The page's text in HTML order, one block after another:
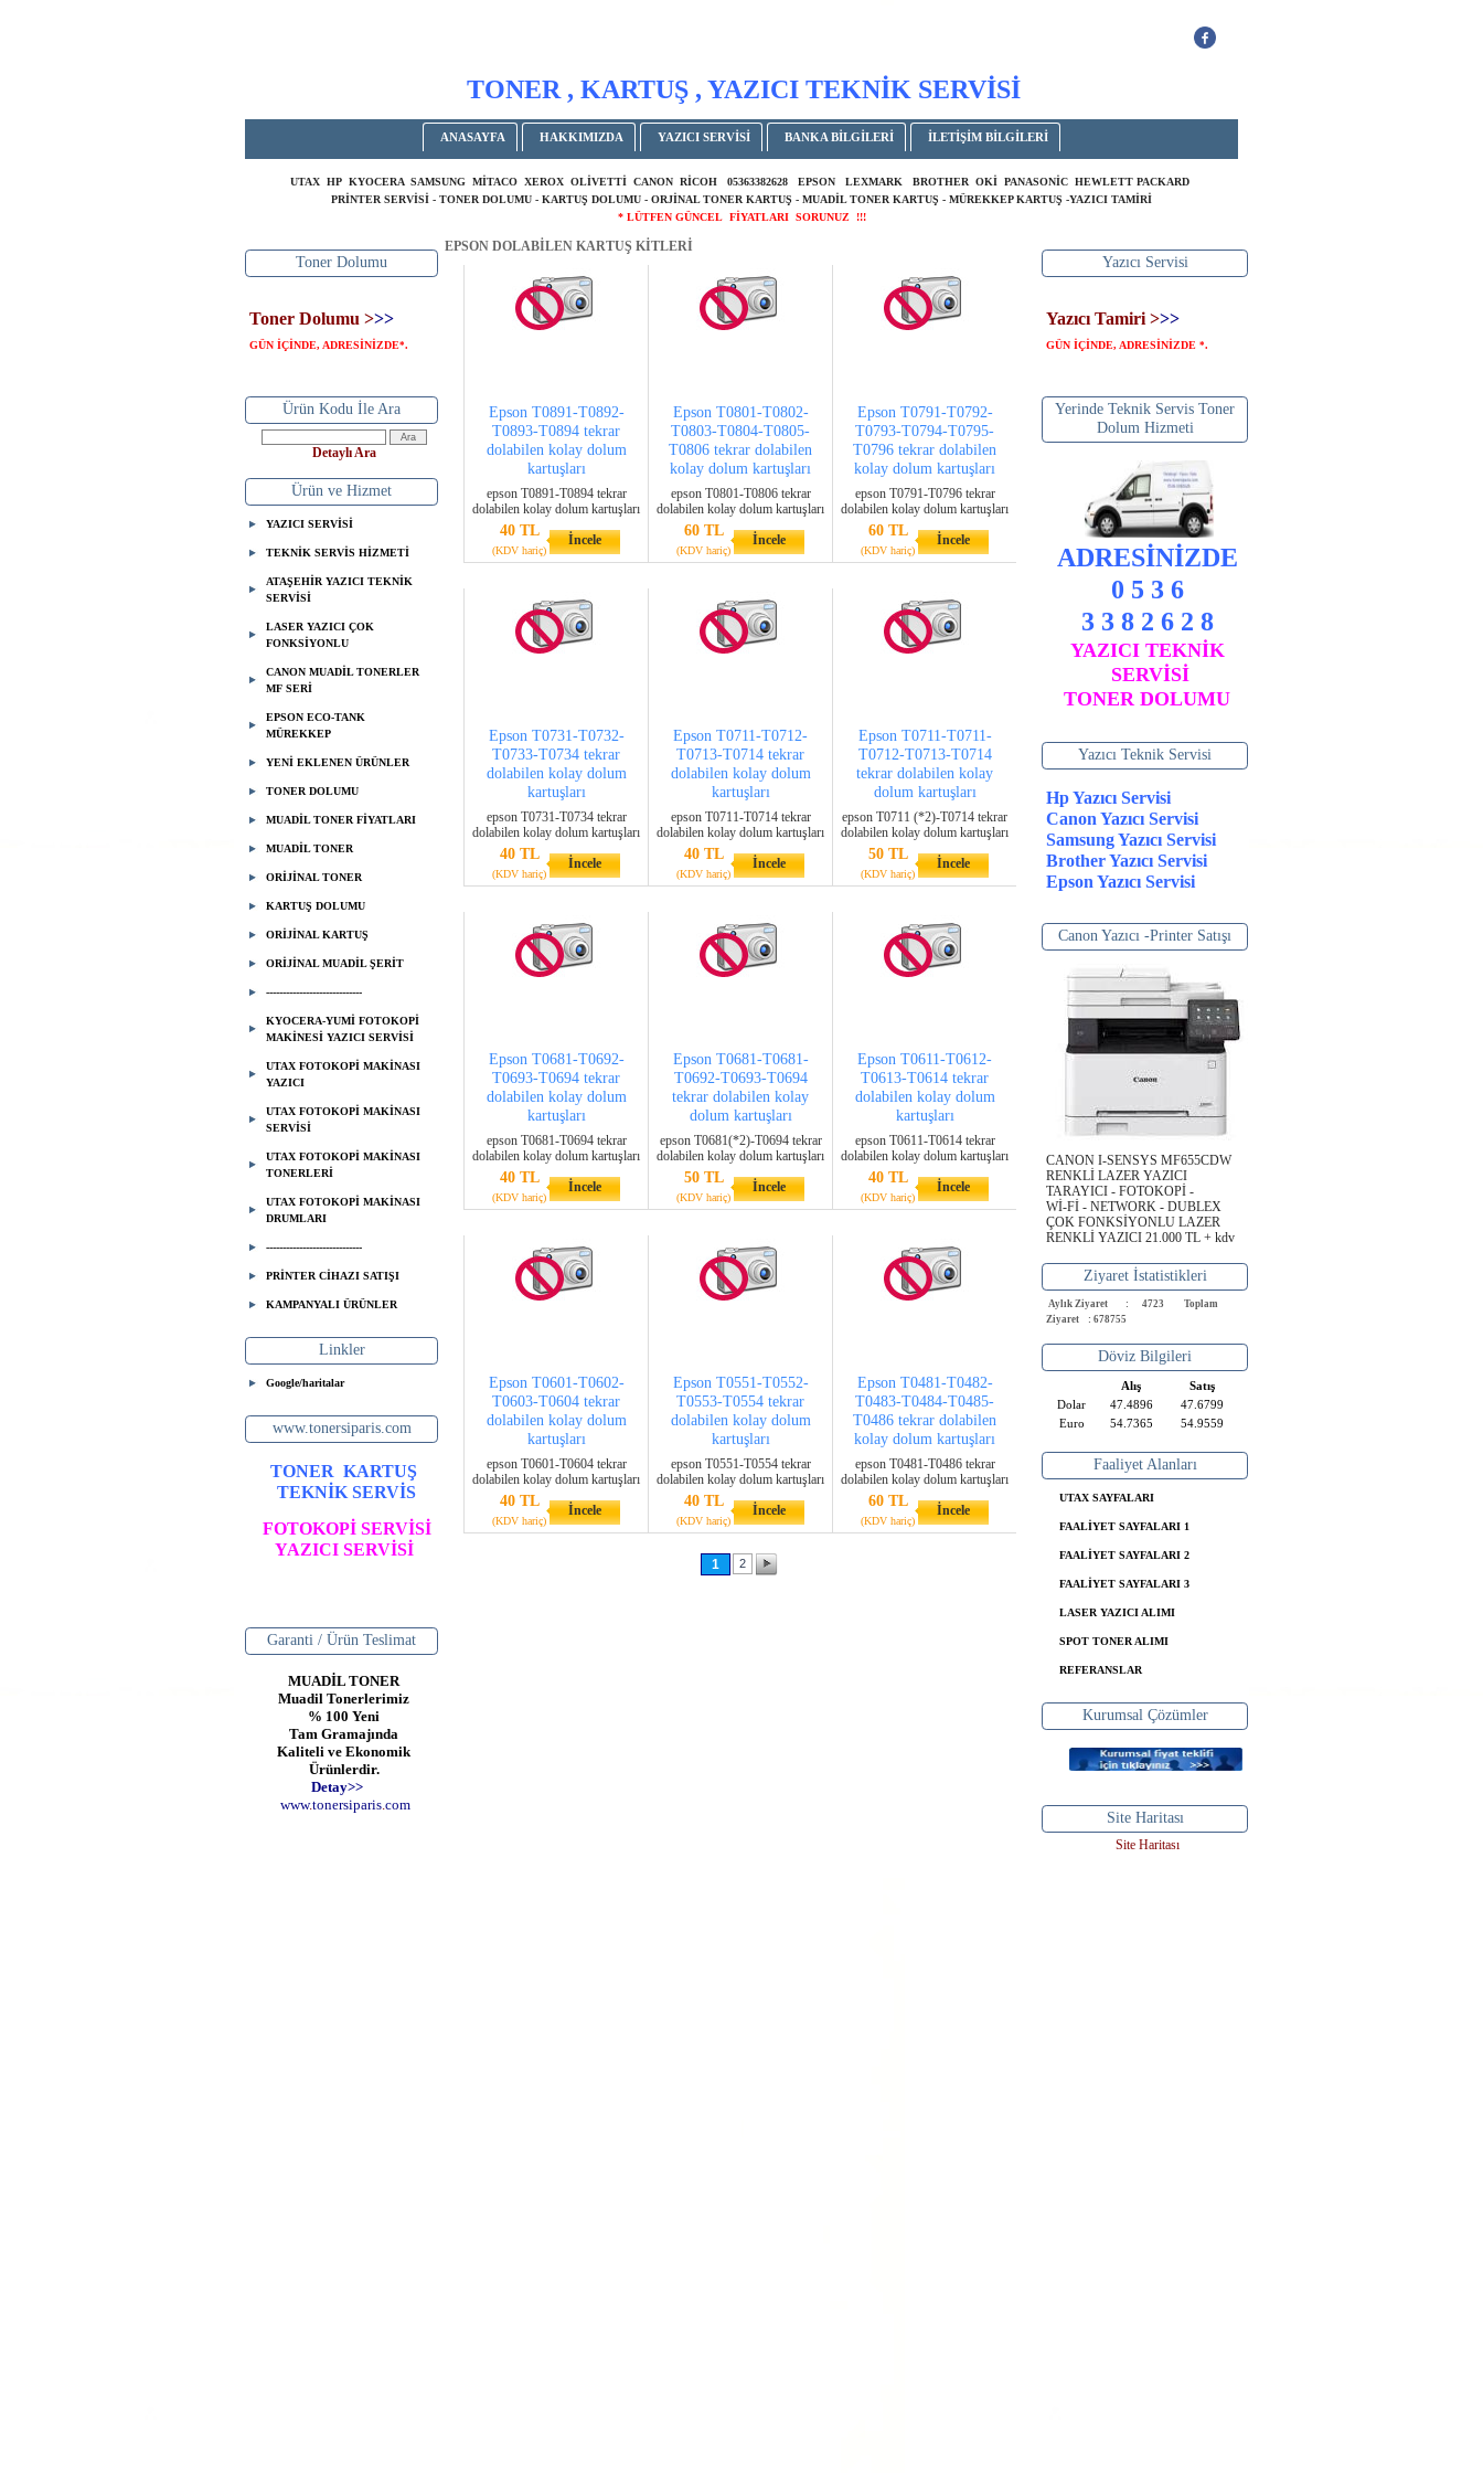
TONER , KARTUŞ , YAZICI TEKNİK SERVİSİ
ANASAYFA HAKKIMIZDA YAZICI SERVİSİ BANKA BİLGİLERİ İLETİŞİM BİLGİLERİ
UTAX HP KYOCERA SAMSUNG MİTACO XEROX OLİVETTİ CANON RİCOH 05363382628 EPSON LEXMARK BROTHER OKİ PANASONİC HEWLETT PACKARD
PRİNTER SERVİSİ - TONER DOLUMU - KARTUŞ DOLUMU - ORJİNAL TONER KARTUŞ - MUADİL TONER KARTUŞ - MÜREKKEP KARTUŞ -YAZICI TAMİRİ
* LÜTFEN GÜNCEL FİYATLARI SORUNUZ !!!
Toner Dolumu
Toner Dolumu >>>
GÜN İÇİNDE, ADRESİNİZDE*.
Ürün Kodu İle Ara
Detaylı Ara
Ürün ve Hizmet
YAZICI SERVİSİ
TEKNİK SERVİS HİZMETİ
ATAŞEHİR YAZICI TEKNİK
SERVİSİ
LASER YAZICI ÇOK
FONKSİYONLU
CANON MUADİL TONERLER
MF SERİ
EPSON ECO-TANK
MÜREKKEP
YENİ EKLENEN ÜRÜNLER
TONER DOLUMU
MUADİL TONER FİYATLARI
MUADİL TONER
ORİJİNAL TONER
KARTUŞ DOLUMU
ORİJİNAL KARTUŞ
ORİJİNAL MUADİL ŞERİT
-----------------------------
KYOCERA-YUMİ FOTOKOPİ
MAKİNESİ YAZICI SERVİSİ
UTAX FOTOKOPİ MAKİNASI
YAZICI
UTAX FOTOKOPİ MAKİNASI
SERVİSİ
UTAX FOTOKOPİ MAKİNASI
TONERLERİ
UTAX FOTOKOPİ MAKİNASI
DRUMLARI
-----------------------------
PRİNTER CİHAZI SATIŞI
KAMPANYALI ÜRÜNLER
Linkler
Google/haritalar
www.tonersiparis.com
TONER KARTUŞ
TEKNİK SERVİS
FOTOKOPİ SERVİSİ
YAZICI SERVİSİ
Garanti / Ürün Teslimat
MUADİL TONER
Muadil Tonerlerimiz
% 100 Yeni
Tam Gramajında
Kaliteli ve Ekonomik
Ürünlerdir.
Detay>>
www.tonersiparis.com
EPSON DOLABİLEN KARTUŞ KİTLERİ
Epson T0891-T0892-
T0893-T0894 tekrar
dolabilen kolay dolum
kartuşları
epson T0891-T0894 tekrar
dolabilen kolay dolum kartuşları
40 TL
(KDV hariç)
İncele
Epson T0801-T0802-
T0803-T0804-T0805-
T0806 tekrar dolabilen
kolay dolum kartuşları
epson T0801-T0806 tekrar
dolabilen kolay dolum kartuşları
60 TL
(KDV hariç)
İncele
Epson T0791-T0792-
T0793-T0794-T0795-
T0796 tekrar dolabilen
kolay dolum kartuşları
epson T0791-T0796 tekrar
dolabilen kolay dolum kartuşları
60 TL
(KDV hariç)
İncele
Epson T0731-T0732-
T0733-T0734 tekrar
dolabilen kolay dolum
kartuşları
epson T0731-T0734 tekrar
dolabilen kolay dolum kartuşları
40 TL
(KDV hariç)
İncele
Epson T0711-T0712-
T0713-T0714 tekrar
dolabilen kolay dolum
kartuşları
epson T0711-T0714 tekrar
dolabilen kolay dolum kartuşları
40 TL
(KDV hariç)
İncele
Epson T0711-T0711-
T0712-T0713-T0714
tekrar dolabilen kolay
dolum kartuşları
epson T0711 (*2)-T0714 tekrar
dolabilen kolay dolum kartuşları
50 TL
(KDV hariç)
İncele
Epson T0681-T0692-
T0693-T0694 tekrar
dolabilen kolay dolum
kartuşları
epson T0681-T0694 tekrar
dolabilen kolay dolum kartuşları
40 TL
(KDV hariç)
İncele
Epson T0681-T0681-
T0692-T0693-T0694
tekrar dolabilen kolay
dolum kartuşları
epson T0681(*2)-T0694 tekrar
dolabilen kolay dolum kartuşları
50 TL
(KDV hariç)
İncele
Epson T0611-T0612-
T0613-T0614 tekrar
dolabilen kolay dolum
kartuşları
epson T0611-T0614 tekrar
dolabilen kolay dolum kartuşları
40 TL
(KDV hariç)
İncele
Epson T0601-T0602-
T0603-T0604 tekrar
dolabilen kolay dolum
kartuşları
epson T0601-T0604 tekrar
dolabilen kolay dolum kartuşları
40 TL
(KDV hariç)
İncele
Epson T0551-T0552-
T0553-T0554 tekrar
dolabilen kolay dolum
kartuşları
epson T0551-T0554 tekrar
dolabilen kolay dolum kartuşları
40 TL
(KDV hariç)
İncele
Epson T0481-T0482-
T0483-T0484-T0485-
T0486 tekrar dolabilen
kolay dolum kartuşları
epson T0481-T0486 tekrar
dolabilen kolay dolum kartuşları
60 TL
(KDV hariç)
İncele
1 2
Yazıcı Servisi
Yazıcı Tamiri >>>
GÜN İÇİNDE, ADRESİNİZDE *.
Yerinde Teknik Servis Toner
Dolum Hizmeti
ADRESİNİZDE
0 5 3 6
3 3 8 2 6 2 8
YAZICI TEKNİK
SERVİSİ
TONER DOLUMU
Yazıcı Teknik Servisi
Hp Yazıcı Servisi
Canon Yazıcı Servisi
Samsung Yazıcı Servisi
Brother Yazıcı Servisi
Epson Yazıcı Servisi
Canon Yazıcı -Printer Satışı
CANON I-SENSYS MF655CDW
RENKLİ LAZER YAZICI
TARAYICI - FOTOKOPİ -
Wİ-Fİ - NETWORK - DUBLEX
ÇOK FONKSİYONLU LAZER
RENKLİ YAZICI 21.000 TL + kdv
Ziyaret İstatistikleri
Aylık Ziyaret : 4723
Toplam
Ziyaret : 678755
Döviz Bilgileri
Alış
Satış
Dolar
47.4896
47.6799
Euro
54.7365 54.9559
Faaliyet Alanları
UTAX SAYFALARI
FAALİYET SAYFALARI 1
FAALİYET SAYFALARI 2
FAALİYET SAYFALARI 3
LASER YAZICI ALIMI
SPOT TONER ALIMI
REFERANSLAR
Kurumsal Çözümler
Site Haritası
Site Haritası